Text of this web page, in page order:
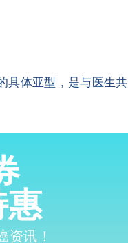
体亚型，是与医生
惠
资讯！